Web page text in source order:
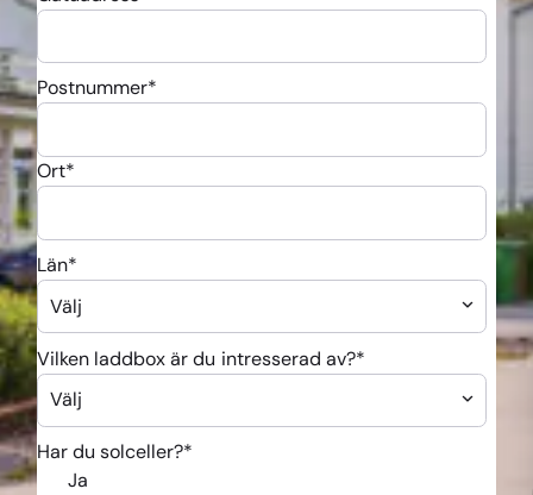
Postnummer*
Ort*
Län*
Vilken laddbox är du intresserad av?*
Har du solceller?*
Ja